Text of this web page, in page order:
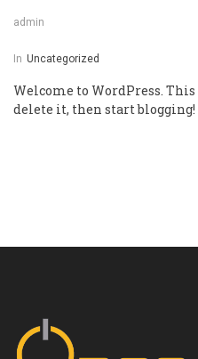
admin
In Uncategorized
Welcome to WordPress.
delete it, then start blogging!